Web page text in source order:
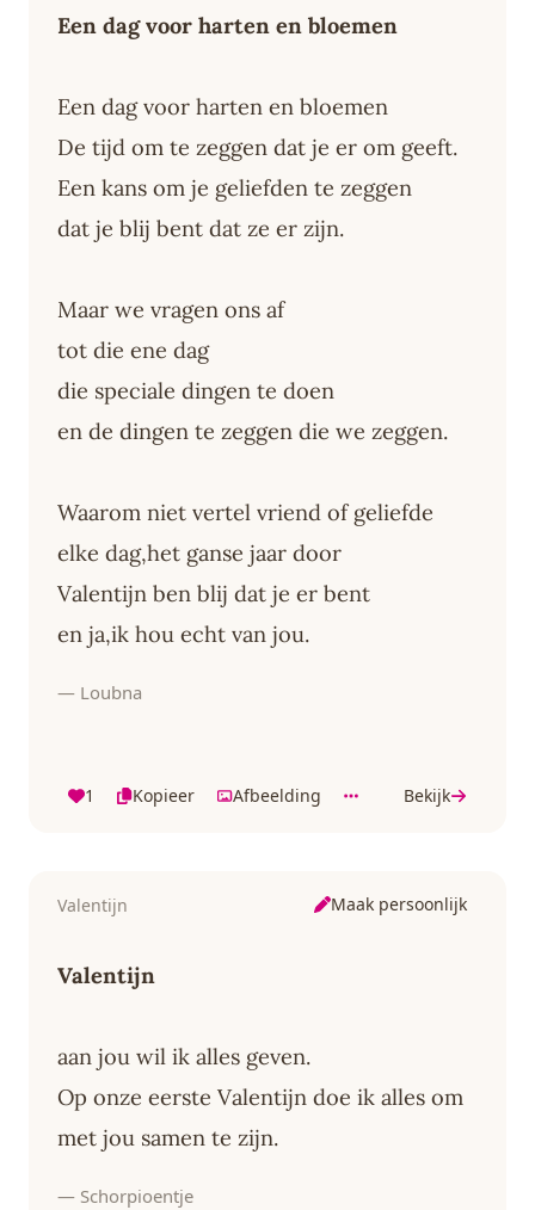
Een dag voor harten en bloemen
Een dag voor harten en bloemen
De tijd om te zeggen dat je er om geeft.
Een kans om je geliefden te zeggen
dat je blij bent dat ze er zijn.
Maar we vragen ons af
tot die ene dag
die speciale dingen te doen
en de dingen te zeggen die we zeggen.
Waarom niet vertel vriend of geliefde
elke dag,het ganse jaar door
Valentijn ben blij dat je er bent
en ja,ik hou echt van jou.
— Loubna
1 Kopieer Afbeelding Bekijk
Valentijn Maak persoonlijk
Valentijn
aan jou wil ik alles geven.
Op onze eerste Valentijn doe ik alles om
met jou samen te zijn.
— Schorpioentje